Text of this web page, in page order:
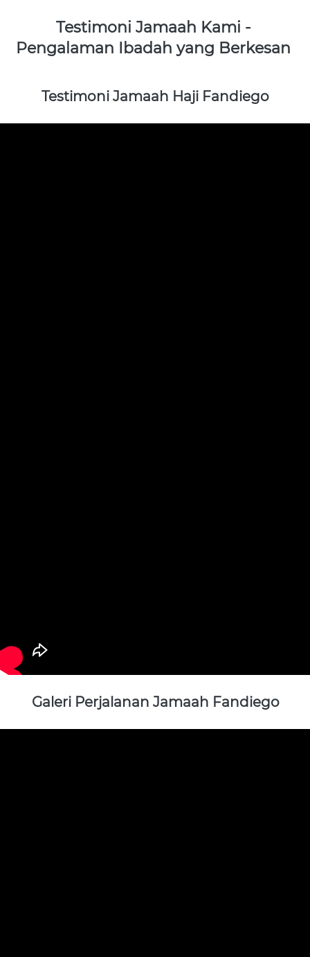
Testimoni Jamaah Kami -
Pengalaman Ibadah yang Berkesan
Testimoni Jamaah Haji Fandiego
Galeri Perjalanan Jamaah Fandiego